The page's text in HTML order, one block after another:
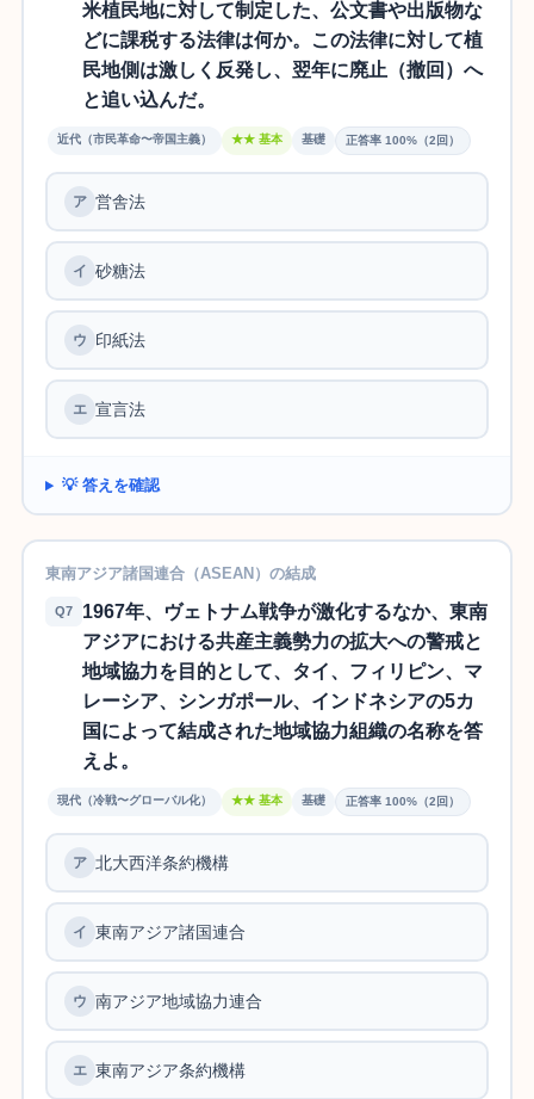
米植民地に対して制定した、公文書や出版物な
どに課税する法律は何か。この法律に対して植
民地側は激しく反発し、翌年に廃止（撤回）へ
と追い込んだ。
近代（市民革命〜帝国主義） ★★ 基本 基礎 正答率 100%（2回）
ア 営舎法
イ 砂糖法
ウ 印紙法
エ 宣言法
💡 答えを確認
東南アジア諸国連合（ASEAN）の結成
Q7
1967年、ヴェトナム戦争が激化するなか、東南
アジアにおける共産主義勢力の拡大への警戒と
地域協力を目的として、タイ、フィリピン、マ
レーシア、シンガポール、インドネシアの5カ
国によって結成された地域協力組織の名称を答
えよ。
現代（冷戦〜グローバル化） ★★ 基本 基礎 正答率 100%（2回）
ア 北大西洋条約機構
イ 東南アジア諸国連合
ウ 南アジア地域協力連合
エ 東南アジア条約機構